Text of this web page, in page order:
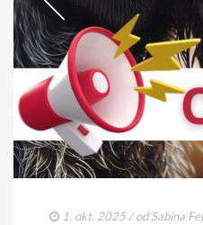
1. okt. 2025 / odSabina